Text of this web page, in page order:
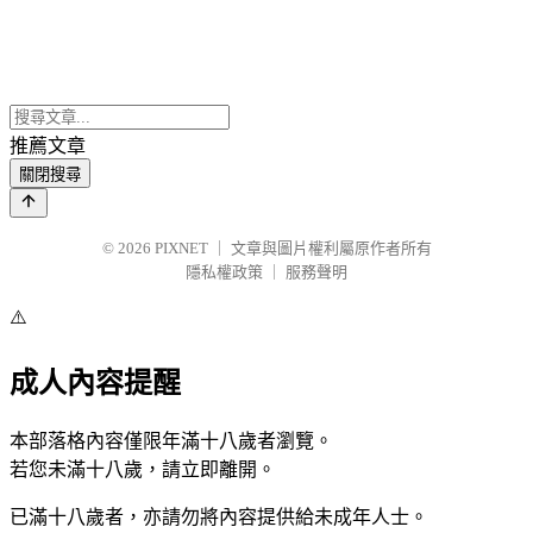
推薦文章
關閉搜尋
© 2026 PIXNET
文章與圖片權利屬原作者所有
隱私權政策
服務聲明
⚠️
成人內容提醒
本部落格內容僅限年滿十八歲者瀏覽。
若您未滿十八歲，請立即離開。
已滿十八歲者，亦請勿將內容提供給未成年人士。